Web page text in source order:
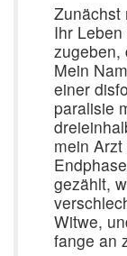
Zunächst
Ihr
zugeben,
Mein
einer
paralisie
mein
gezählt,
Witwe,
fange an